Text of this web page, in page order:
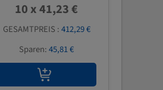
10 x 41,23 €
GESAMTPREIS :412,29 €
Sparen:45,81 €